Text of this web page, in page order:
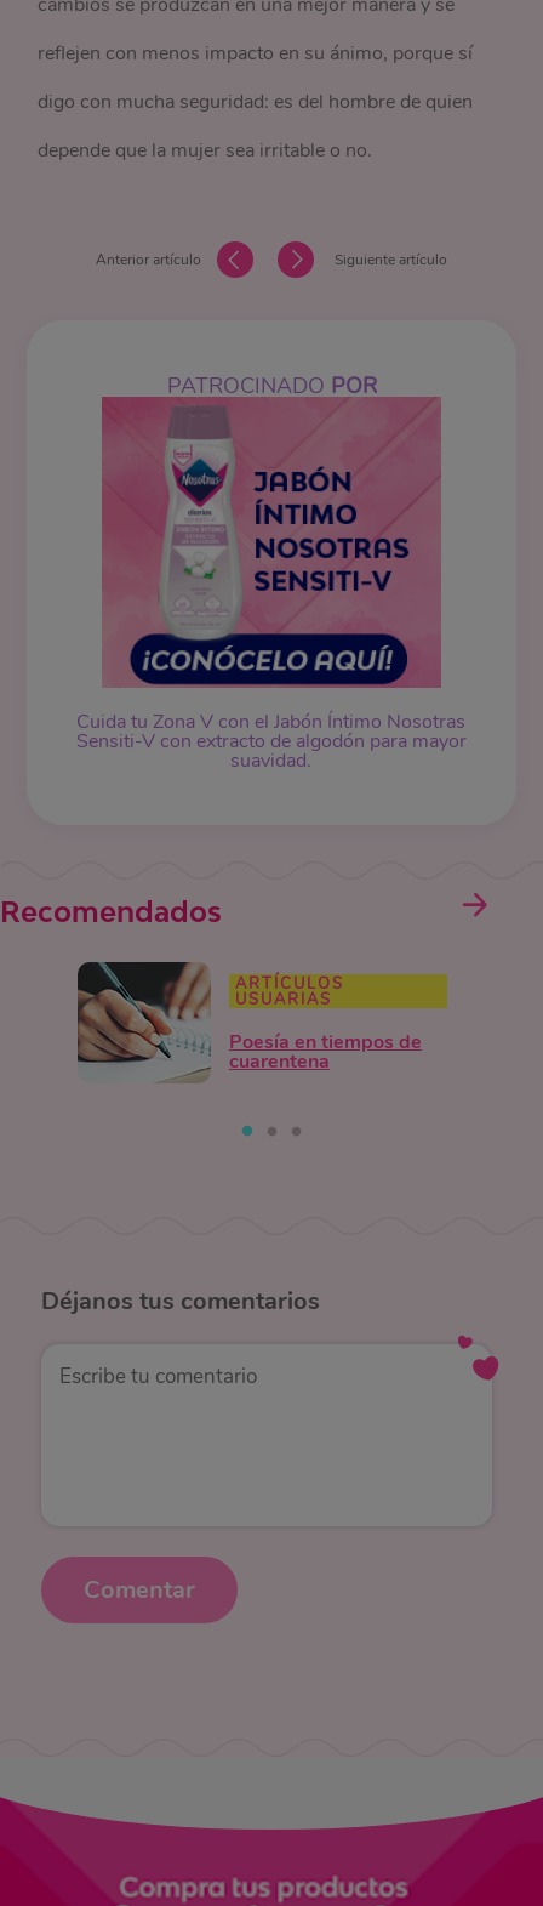
reflejen con menos impacto en su ánimo, porque sí
digo con mucha seguridad: es del hombre de quien
depende que la mujer sea irritable o no.
Anterior artículo Siguiente artículo
PATROCINADO POR
Cuida tu Zona V con el Jabón Íntimo Nosotras
Sensiti-V con extracto de algodón para mayor
suavidad.
Recomendados
ARTÍCULOS
USUARIAS
Poesía en tiempos de
cuarentena
Déjanos tus comentarios
Comentar